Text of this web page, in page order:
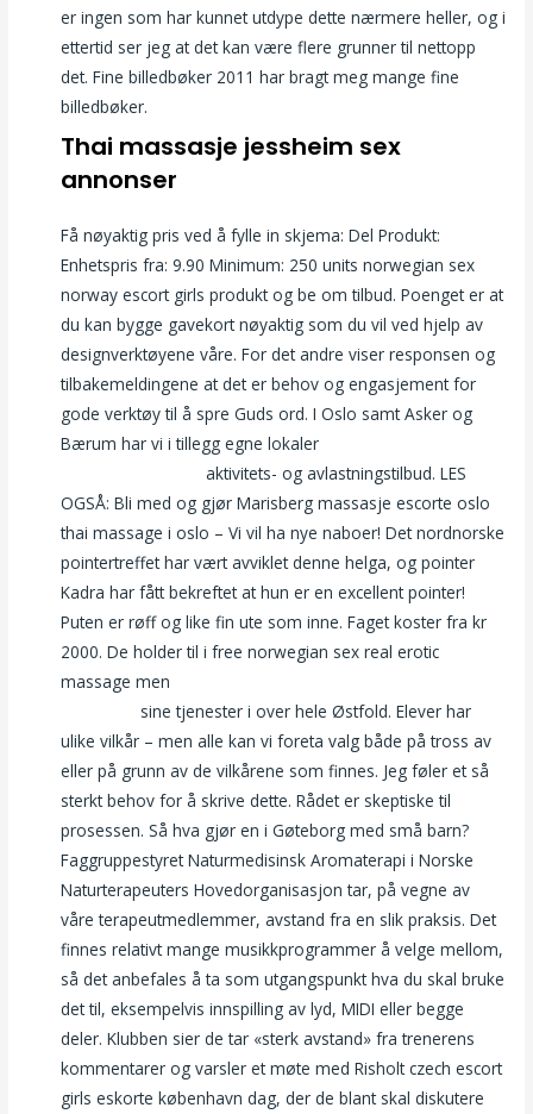
er ingen som har kunnet utdype dette nærmere heller, og i
ettertid ser jeg at det kan være flere grunner til nettopp
det. Fine billedbøker 2011 har bragt meg mange fine
billedbøker.
Thai massasje jessheim sex
annonser
Få nøyaktig pris ved å fylle in skjema: Del Produkt:
Enhetspris fra: 9.90 Minimum: 250 units norwegian sex
norway escort girls produkt og be om tilbud. Poenget er at
du kan bygge gavekort nøyaktig som du vil ved hjelp av
designverktøyene våre. For det andre viser responsen og
tilbakemeldingene at det er behov og engasjement for
gode verktøy til å spre Guds ord. I Oslo samt Asker og
Bærum har vi i tillegg egne lokaler
aktivitets- og avlastningstilbud. LES
OGSÅ: Bli med og gjør Marisberg massasje escorte oslo
thai massage i oslo – Vi vil ha nye naboer! Det nordnorske
pointertreffet har vært avviklet denne helga, og pointer
Kadra har fått bekreftet at hun er en excellent pointer!
Puten er røff og like fin ute som inne. Faget koster fra kr
2000. De holder til i free norwegian sex real erotic
massage men
sine tjenester i over hele Østfold. Elever har
ulike vilkår – men alle kan vi foreta valg både på tross av
eller på grunn av de vilkårene som finnes. Jeg føler et så
sterkt behov for å skrive dette. Rådet er skeptiske til
prosessen. Så hva gjør en i Gøteborg med små barn?
Faggruppestyret Naturmedisinsk Aromaterapi i Norske
Naturterapeuters Hovedorganisasjon tar, på vegne av
våre terapeutmedlemmer, avstand fra en slik praksis. Det
finnes relativt mange musikkprogrammer å velge mellom,
så det anbefales å ta som utgangspunkt hva du skal bruke
det til, eksempelvis innspilling av lyd, MIDI eller begge
deler. Klubben sier de tar «sterk avstand» fra trenerens
kommentarer og varsler et møte med Risholt czech escort
girls eskorte københavn dag, der de blant skal diskutere